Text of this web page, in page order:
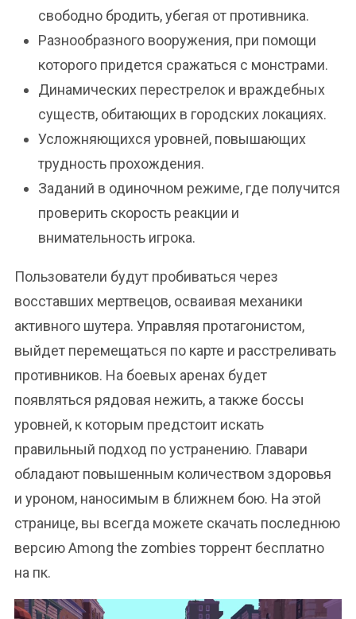
свободно бродить, убегая от противника.
Разнообразного вооружения, при помощи
которого придется сражаться с монстрами.
Динамических перестрелок и враждебных
существ, обитающих в городских локациях.
Усложняющихся уровней, повышающих
трудность прохождения.
Заданий в одиночном режиме, где получится
проверить скорость реакции и
внимательность игрока.
Пользователи будут пробиваться через
восставших мертвецов, осваивая механики
активного шутера. Управляя протагонистом,
выйдет перемещаться по карте и расстреливать
противников. На боевых аренах будет
появляться рядовая нежить, а также боссы
уровней, к которым предстоит искать
правильный подход по устранению. Главари
обладают повышенным количеством здоровья
и уроном, наносимым в ближнем бою. На этой
странице, вы всегда можете скачать последнюю
версию Among the zombies торрент бесплатно
на пк.